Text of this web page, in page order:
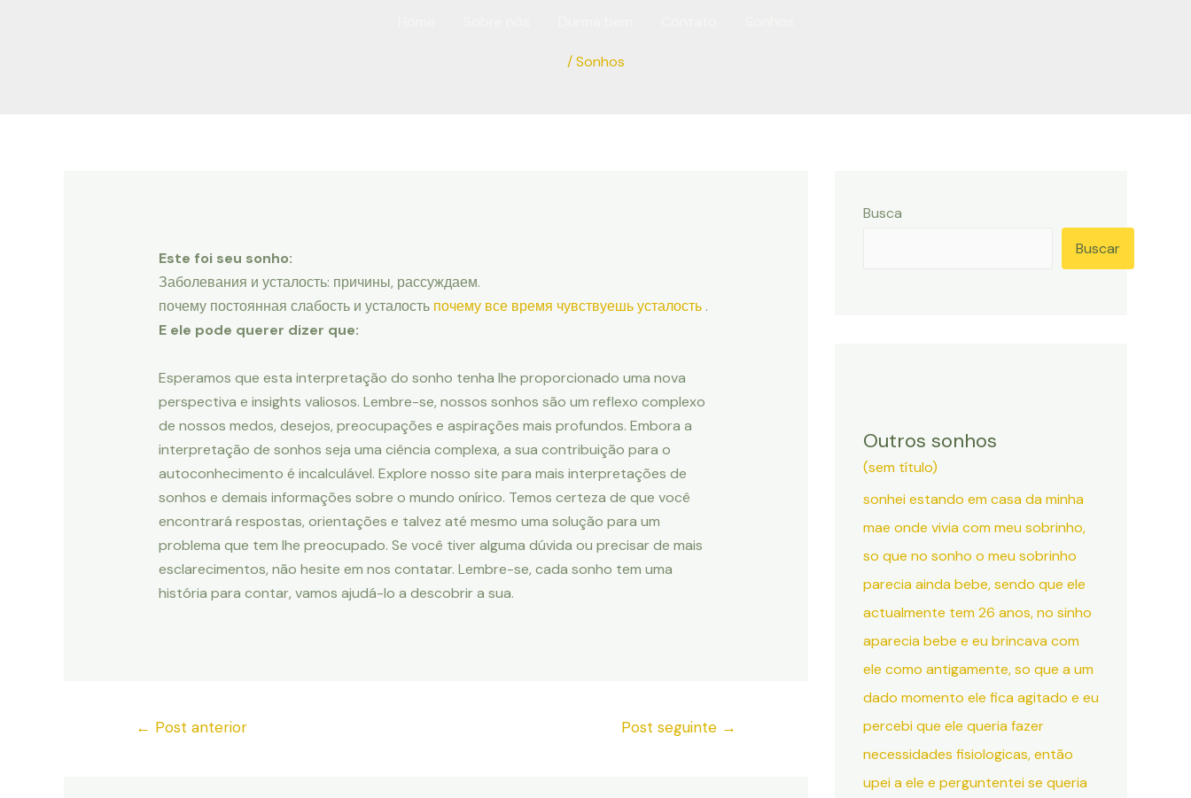
/Sonhos
Este foi seu sonho:
Заболевания и усталость: причины, рассуждаем.
почему постоянная слабость и усталость почему все время чувствуешь усталость.
E ele pode querer dizer que:
Esperamos que esta interpretação do sonho tenha lhe proporcionado uma nova
perspectiva e insights valiosos. Lembre-se, nossos sonhos são um reflexo complexo
de nossos medos, desejos, preocupações e aspirações mais profundos. Embora a
interpretação de sonhos seja uma ciência complexa, a sua contribuição para o
autoconhecimento é incalculável. Explore nosso site para mais interpretações de
sonhos e demais informações sobre o mundo onírico. Temos certeza de que você
encontrará respostas, orientações e talvez até mesmo uma solução para um
problema que tem lhe preocupado. Se você tiver alguma dúvida ou precisar de mais
esclarecimentos, não hesite em nos contatar. Lembre-se, cada sonho tem uma
história para contar, vamos ajudá-lo a descobrir a sua.
← Post anterior Post seguinte →
Busca
Buscar
Outros sonhos
(sem título)
sonhei estando em casa da minha
mae onde vivia com meu sobrinho,
so que no sonho o meu sobrinho
parecia ainda bebe, sendo que ele
actualmente tem 26 anos, no sinho
aparecia bebe e eu brincava com
ele como antigamente, so que a um
dado momento ele fica agitado e eu
percebi que ele queria fazer
necessidades fisiologicas, então
upei a ele e perguntentei se queria